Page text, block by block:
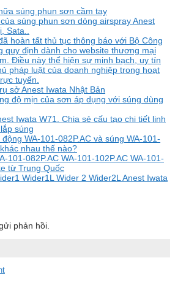
súng phun sơn cầm tay
súng phun sơn dòng airspray Anest
Sata..
hoàn tất thủ tục thông báo với Bộ Công
quy định dành cho website thương mại
Điều này thể hiện sự minh bạch, uy tín
pháp luật của doanh nghiệp trong hoạt
tuyến.
sở Anest Iwata Nhật Bản
độ mịn của sơn áp dụng với súng dùng
Iwata W71. Chia sẻ cấu tạo chi tiết linh
súng
WA-101-082P.AC và súng WA-101-
nhau thế nào?
101-082P.AC WA-101-102P.AC WA-101-
từ Trung Quốc
Wider1L Wider 2 Wider2L Anest Iwata
phản hồi.